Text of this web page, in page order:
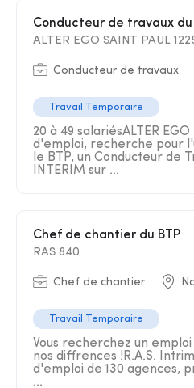
Conducteur de travaux du
ALTER EGO SAINT PAUL
Conducteur de travaux
Travail Temporaire
20 à 49 salariésALTER
d'emploi, recherche pour
le BTP, un Conducteur de
INTERIM sur ...
Chef de chantier du BTP
RAS 840
Chef de chantier
Travail Temporaire
Vous recherchez un
nos diffrences !R.A.S.
d'emploi de 130 agences,
...